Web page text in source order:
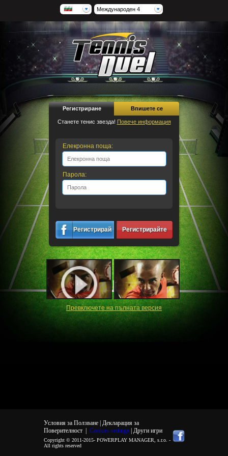
Международен 4
Регистриране Впишете се
Станете тенис звезда! Повече информация
Елекронна поща:
Парола:
Регистрирайте
се
Регистрирайте
се
Превключете на пълната версия
Условия за Ползване | Декларация за
Поверителност| Cookies settings | Други игри
Copyright © 2011-2015- POWERPLAY MANAGER, s.r.o. -
All rights reserved